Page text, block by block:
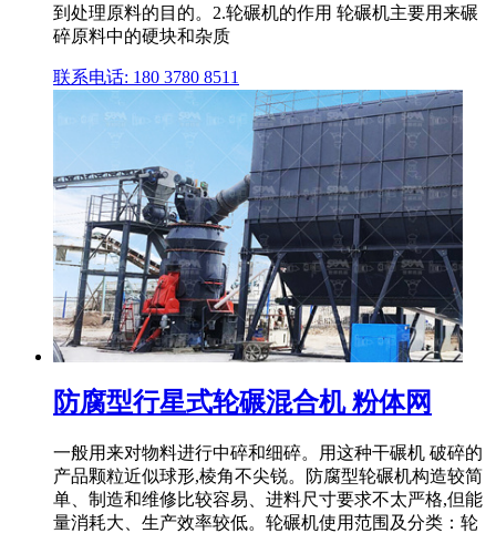
到处理原料的目的。2.轮碾机的作用 轮碾机主要用来碾
碎原料中的硬块和杂质
联系电话: 180 3780 8511
防腐型行星式轮碾混合机 粉体网
一般用来对物料进行中碎和细碎。用这种干碾机 破碎的
产品颗粒近似球形,棱角不尖锐。防腐型轮碾机构造较简
单、制造和维修比较容易、进料尺寸要求不太严格,但能
量消耗大、生产效率较低。轮碾机使用范围及分类：轮